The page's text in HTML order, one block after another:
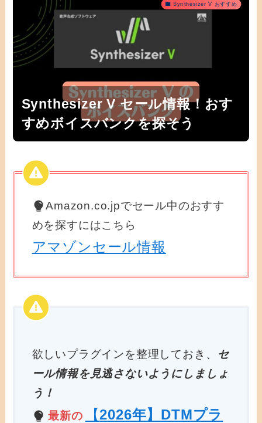
Synthesizer V おすすめ
Synthesizer V セール情報！おす
すめボイスバンクを探そう
Amazon.co.jpでセール中のおすす
めを探すにはこちら
アマゾンセール情報
欲しいプラグインを整理しておき、
セ
ール情報を見逃さないようにしましょ
う！
最新の
【2026年】DTMプラ